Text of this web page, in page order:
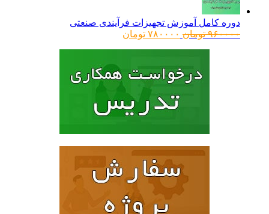
دوره کامل آموزش تجهیزات فرآیندی صنعتی
۹۶۰۰۰۰ تومانقیمت
بود.
۷۸۰۰۰۰ تومانقیمت